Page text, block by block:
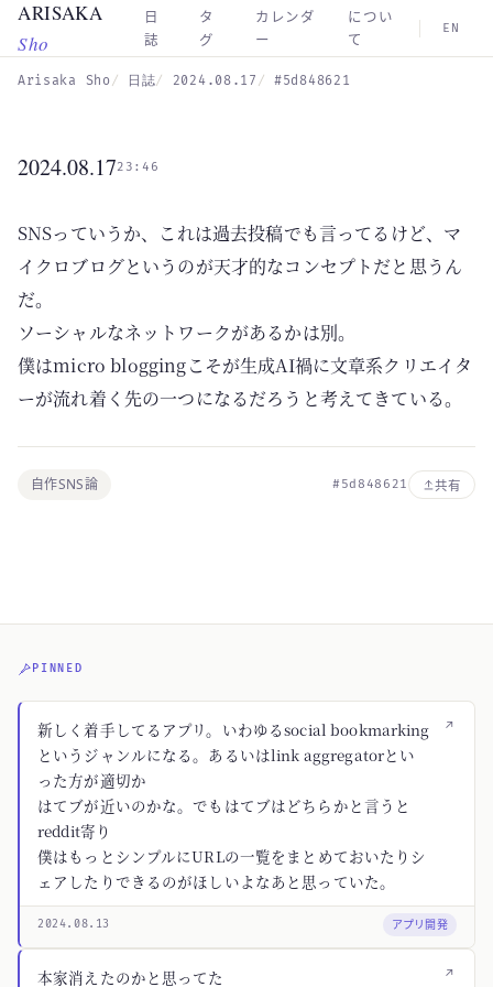
Skip to main content
ARISAKA
Sho
日
誌
タ
グ
カレンダ
ー
につい
て
EN
Arisaka Sho 日誌 2024.08.17 #5d848621
2024.08.1723:46
SNSっていうか、これは過去投稿でも言ってるけど、マ
イクロブログというのが天才的なコンセプトだと思うん
だ。
ソーシャルなネットワークがあるかは別。
僕はmicro bloggingこそが生成AI禍に文章系クリエイタ
ーが流れ着く先の一つになるだろうと考えてきている。
自作SNS論 #5d848621 共有
PINNED
↗
新しく着手してるアプリ。いわゆるsocial bookmarking
というジャンルになる。あるいはlink aggregatorとい
った方が適切か
はてブが近いのかな。でもはてブはどちらかと言うと
reddit寄り
僕はもっとシンプルにURLの一覧をまとめておいたりシ
ェアしたりできるのがほしいよなあと思っていた。
2024.08.13 アプリ開発
↗
本家消えたのかと思ってた